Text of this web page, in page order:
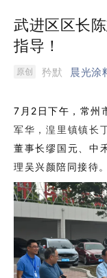
武进区区长
指导！
原创 矜默 晨光涂
7月2日下午，常州
军华，湟里镇镇长
董事长缪国元、中
理吴兴颜陪同接待。